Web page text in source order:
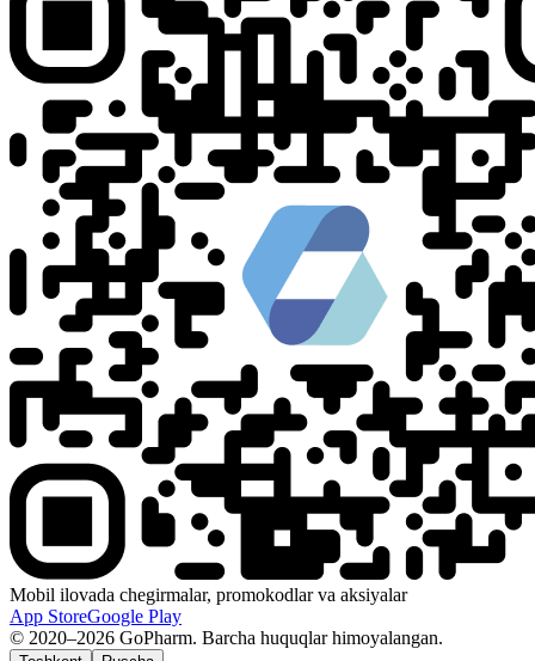
Mobil ilovada chegirmalar, promokodlar va aksiyalar
App StoreGoogle Play
© 2020–2026 GoPharm. Barcha huquqlar himoyalangan.